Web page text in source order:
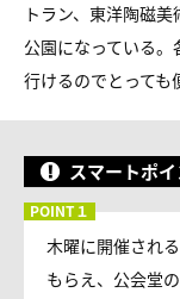
トラン、東洋陶磁
公園になっている
行けるのでとっても
スマートポイ
木曜に開催され
もらえ、公会堂